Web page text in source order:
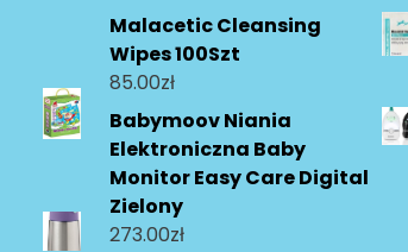
Malacetic Cleansing
Wipes 100Szt
85.00zł
Babymoov Niania
Elektroniczna Baby
Monitor Easy Care Digital
Zielony
273.00zł